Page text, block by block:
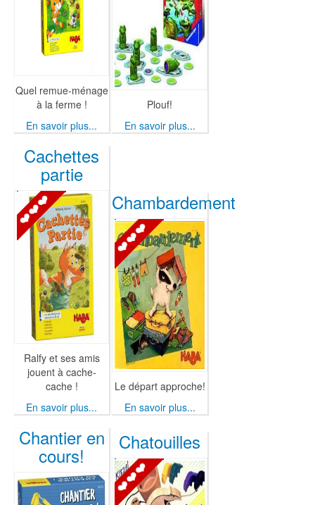
Quel remue-ménage
à la ferme !
En savoir plus...
Plouf!
En savoir plus...
Cachettes
partie
Ralfy et ses amis
jouent à cache-
cache !
En savoir plus...
Chambardement
Le départ approche!
En savoir plus...
Chantier en
cours!
Chatouilles